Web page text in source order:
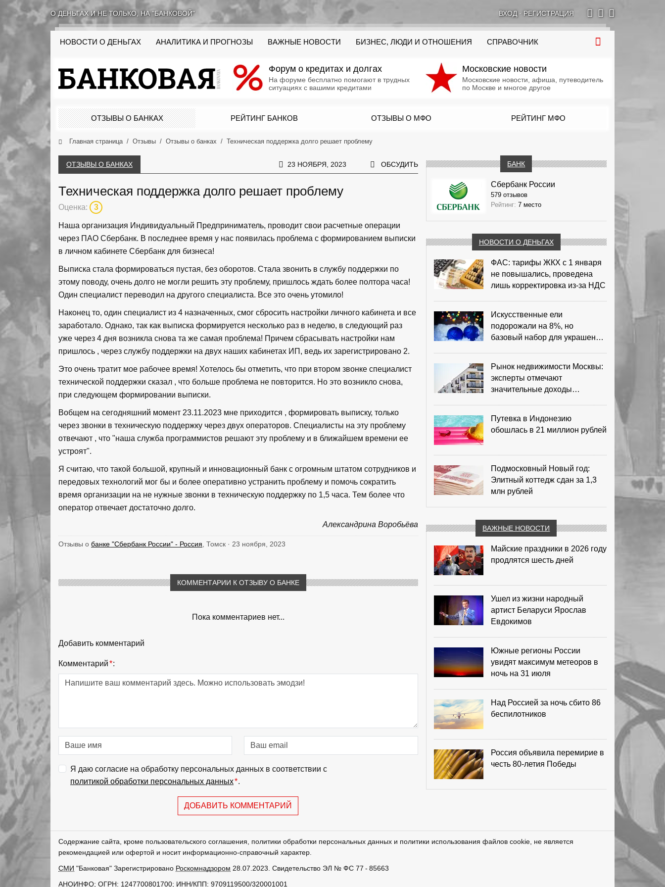
О ДЕНЬГАХ И НЕ ТОЛЬКО, НА "БАНКОВОЙ" ВХОД· РЕГИСТРАЦИЯ
НОВОСТИ О ДЕНЬГАХ АНАЛИТИКА И ПРОГНОЗЫ ВАЖНЫЕ НОВОСТИ БИЗНЕС, ЛЮДИ И ОТНОШЕНИЯ СПРАВОЧНИК
Форум о кредитах и долгах
На форуме бесплатно помогают в трудных
ситуациях с вашими кредитами
Московские новости
Московские новости, афиша, путеводитель
по Москве и многое другое
ОТЗЫВЫ О БАНКАХ РЕЙТИНГ БАНКОВ ОТЗЫВЫ О МФО РЕЙТИНГ МФО
Главная страница Отзывы Отзывы о банках Техническая поддержка долго решает проблему
ОТЗЫВЫ О БАНКАХ 23 НОЯБРЯ, 2023 ОБСУДИТЬ
Техническая поддержка долго решает проблему
Оценка: 3
Наша организация Индивидуальный Предприниматель, проводит свои расчетные операции
через ПАО Сбербанк. В последнее время у нас появилась проблема с формированием выписки
в личном кабинете Сбербанк для бизнеса!
Выписка стала формироваться пустая, без оборотов. Стала звонить в службу поддержки по
этому поводу, очень долго не могли решить эту проблему, пришлось ждать более полтора часа!
Один специалист переводил на другого специалиста. Все это очень утомило!
Наконец то, один специалист из 4 назначенных, смог сбросить настройки личного кабинета и все
заработало. Однако, так как выписка формируется несколько раз в неделю, в следующий раз
уже через 4 дня возникла снова та же самая проблема! Причем сбрасывать настройки нам
пришлось , через службу поддержки на двух наших кабинетах ИП, ведь их зарегистрировано 2.
Это очень тратит мое рабочее время! Хотелось бы отметить, что при втором звонке специалист
технической поддержки сказал , что больше проблема не повторится. Но это возникло снова,
при следующем формировании выписки.
Вобщем на сегодняшний момент 23.11.2023 мне приходится , формировать выписку, только
через звонки в техническую поддержку через двух операторов. Специалисты на эту проблему
отвечают , что "наша служба программистов решают эту проблему и в ближайшем времени ее
устроят".
Я считаю, что такой большой, крупный и инновационный банк с огромным штатом сотрудников и
передовых технологий мог бы и более оперативно устранить проблему и помочь сократить
время организации на не нужные звонки в техническую поддержку по 1,5 часа. Тем более что
оператор отвечает достаточно долго.
Александрина Воробьёва
Отзывы о банке "Сбербанк России" - Россия , Томск · 23 ноября, 2023
КОММЕНТАРИИ К ОТЗЫВУ О БАНКЕ
Пока комментариев нет...
Добавить комментарий
Комментарий*:
Я даю согласие на обработку персональных данных в соответствии с
политикой обработки персональных данных*.
ДОБАВИТЬ КОММЕНТАРИЙ
БАНК
Сбербанк России
579 отзывов
Рейтинг: 7 место
НОВОСТИ О ДЕНЬГАХ
ФАС: тарифы ЖКХ с 1 января
не повышались, проведена
лишь корректировка из‑за НДС
Искусственные ели
подорожали на 8%, но
базовый набор для украшения
Рынок недвижимости Москвы:
эксперты отмечают
значительные доходы
Путевка в Индонезию
обошлась в 21 миллион рублей
Подмосковный Новый год:
Элитный коттедж сдан за 1,3
млн рублей
ВАЖНЫЕ НОВОСТИ
Майские праздники в 2026 году
продлятся шесть дней
Ушел из жизни народный
артист Беларуси Ярослав
Евдокимов
Южные регионы России
увидят максимум метеоров в
ночь на 31 июля
Над Россией за ночь сбито 86
беспилотников
Россия объявила перемирие в
честь 80-летия Победы
Содержание сайта, кроме пользовательского соглашения, политики обработки персональных данных и политики использования файлов cookie, не является
рекомендацией или офертой и носит информационно-справочный характер.
СМИ "Банковая" Зарегистрировано Роскомнадзором 28.07.2023. Свидетельство ЭЛ № ФС 77 - 85663
АНОИНФО; ОГРН: 1247700801700; ИНН/КПП: 9709119500/320001001